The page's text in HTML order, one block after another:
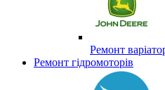
Ремонт
Ремонт гідромоторів